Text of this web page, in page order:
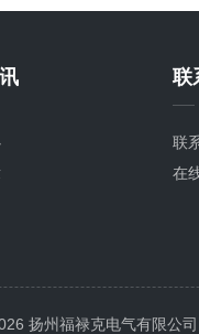
联
联
在
扬州福禄克电气有限公